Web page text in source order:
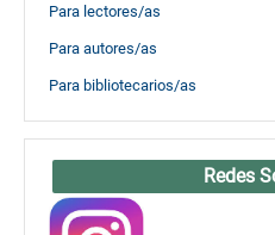
Para lectores/as
Para autores/as
Para bibliotecarios/as
Redes